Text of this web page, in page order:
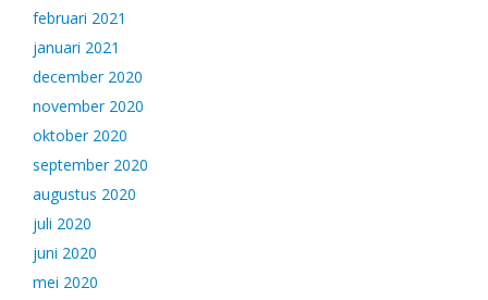
februari 2021
januari 2021
december 2020
november 2020
oktober 2020
september 2020
augustus 2020
juli 2020
juni 2020
mei 2020